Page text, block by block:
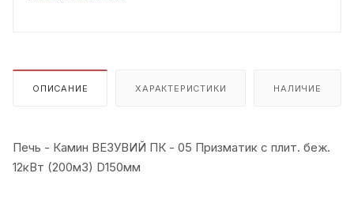
ОПИСАНИЕ ХАРАКТЕРИСТИКИ НАЛИЧИЕ
Печь - Камин ВЕЗУВИЙ ПК - 05 Призматик с плит. беж.
12кВт (200м3) D150мм